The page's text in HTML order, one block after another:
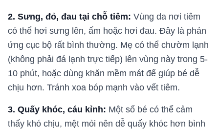
2. Sưng, đỏ, đau tại chỗ tiêm: Vùng da nơi tiêm
có thể hơi sưng lên, ấm hoặc hơi đau. Đây là phản
ứng cục bộ rất bình thường. Mẹ có thể chườm lạnh
(không phải đá lạnh trực tiếp) lên vùng này trong 5-
10 phút, hoặc dùng khăn mềm mát để giúp bé dễ
chịu hơn. Tránh xoa bóp mạnh vào vết tiêm.
3. Quấy khóc, cáu kỉnh: Một số bé có thể cảm
thấy khó chịu, mệt mỏi nên dễ quấy khóc hơn bình